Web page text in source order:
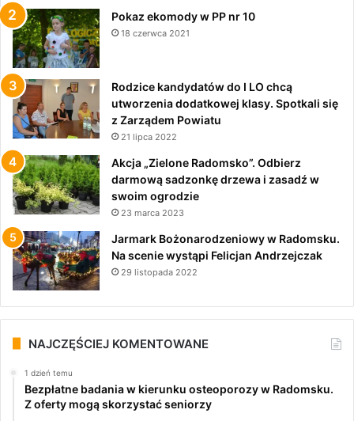
Pokaz ekomody w PP nr 10
18 czerwca 2021
Rodzice kandydatów do I LO chcą
utworzenia dodatkowej klasy. Spotkali się
z Zarządem Powiatu
21 lipca 2022
Akcja „Zielone Radomsko”. Odbierz
darmową sadzonkę drzewa i zasadź w
swoim ogrodzie
23 marca 2023
Jarmark Bożonarodzeniowy w Radomsku.
Na scenie wystąpi Felicjan Andrzejczak
29 listopada 2022
NAJCZĘŚCIEJ KOMENTOWANE
1 dzień temu
Bezpłatne badania w kierunku osteoporozy w Radomsku.
Z oferty mogą skorzystać seniorzy